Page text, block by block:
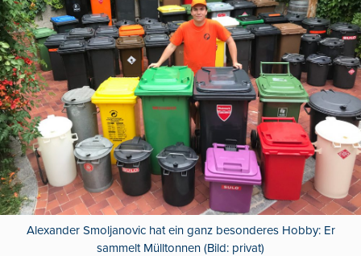
Alexander Smoljanovic hat ein ganz besonderes Hobby: Er
sammelt Mülltonnen (Bild: privat)